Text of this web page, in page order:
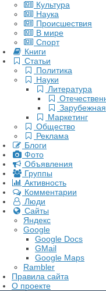
Культура
Наука
Происшествия
В мире
Спорт
Книги
Статьи
Политика
Науки
Литература
Зарубежная
Маркетинг
Общество
Реклама
Блоги
Фото
Объявления
Группы
Активность
Комментарии
Люди
Сайты
Яндекс
Google
Google Docs
GMail
Google Maps
Rambler
Правила сайта
О проекте